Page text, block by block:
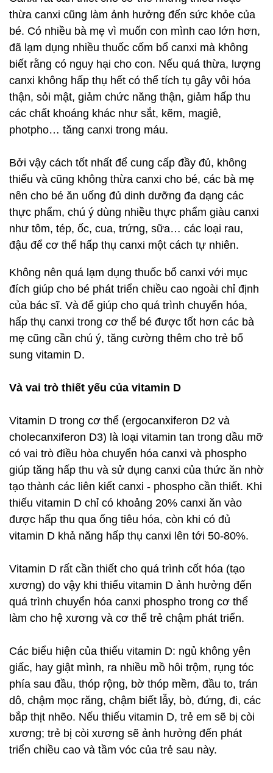
thừa canxi cũng làm ảnh hưởng đến sức khỏe của
bé. Có nhiều bà mẹ vì muốn con mình cao lớn hơn,
đã lạm dụng nhiều thuốc cốm bổ canxi mà không
biết rằng có nguy hại cho con. Nếu quá thừa, lượng
canxi không hấp thụ hết có thể tích tụ gây vôi hóa
thận, sỏi mật, giảm chức năng thận, giảm hấp thu
các chất khoáng khác như sắt, kẽm, magiê,
photpho… tăng canxi trong máu.
Bởi vậy cách tốt nhất để cung cấp đầy đủ, không
thiếu và cũng không thừa canxi cho bé, các bà mẹ
nên cho bé ăn uống đủ dinh dưỡng đa dạng các
thực phẩm, chú ý dùng nhiều thực phẩm giàu canxi
như tôm, tép, ốc, cua, trứng, sữa… các loại rau,
đậu để cơ thể hấp thụ canxi một cách tự nhiên.
Không nên quá lạm dụng thuốc bổ canxi với mục
đích giúp cho bé phát triển chiều cao ngoài chỉ định
của bác sĩ. Và để giúp cho quá trình chuyển hóa,
hấp thụ canxi trong cơ thể bé được tốt hơn các bà
mẹ cũng cần chú ý, tăng cường thêm cho trẻ bổ
sung vitamin D.
Và vai trò thiết yếu của vitamin D
Vitamin D trong cơ thể (ergocanxiferon D2 và
cholecanxiferon D3) là loại vitamin tan trong dầu mỡ
có vai trò điều hòa chuyển hóa canxi và phospho
giúp tăng hấp thu và sử dụng canxi của thức ăn nhờ
tạo thành các liên kiết canxi - phospho cần thiết. Khi
thiếu vitamin D chỉ có khoảng 20% canxi ăn vào
được hấp thu qua ống tiêu hóa, còn khi có đủ
vitamin D khả năng hấp thụ canxi lên tới 50-80%.
Vitamin D rất cần thiết cho quá trình cốt hóa (tạo
xương) do vậy khi thiếu vitamin D ảnh hưởng đến
quá trình chuyển hóa canxi phospho trong cơ thể
làm cho hệ xương và cơ thể trẻ chậm phát triển.
Các biểu hiện của thiếu vitamin D: ngủ không yên
giấc, hay giật mình, ra nhiều mồ hôi trộm, rụng tóc
phía sau đầu, thóp rộng, bờ thóp mềm, đầu to, trán
dô, chậm mọc răng, chậm biết lẫy, bò, đứng, đi, các
bắp thịt nhẽo. Nếu thiếu vitamin D, trẻ em sẽ bị còi
xương; trẻ bị còi xương sẽ ảnh hưởng đến phát
triển chiều cao và tầm vóc của trẻ sau này.